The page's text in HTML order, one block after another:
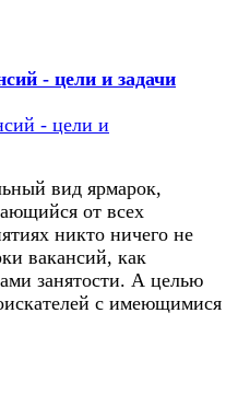
- цели и задачи
вид ярмарок,
от всех
никто ничего не
вакансий, как
занятости. А целью
с имеющимися